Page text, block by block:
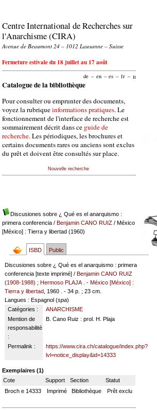
Centre International de Recherches sur
l'Anarchisme (CIRA)
Avenue de Beaumont 24 – 1012 Lausanne – Suisse
Fermeture estivale du 18 juillet au 17 août
de – en – es – fr – it
Catalogue de la bibliothèque
Pour consulter ou emprunter des documents,
voyez la rubriqueinformations pratiques. Le
fonctionnement de l'interface de recherche est
sommairement décrit dans ce guide de
recherche. Les périodiques, les brochures et
certains documents rares ou anciens sont exclus
du prêt et doivent être consultés sur place.
Nouvelle recherche
Discusiones sobre ¿ Qué es el anarquismo :
primera conferencia/ Benjamin CANO RUIZ/ México
[México] : Tierra y libertad (1960)
ISBD Public
Discusiones sobre ¿ Qué es el anarquismo : primera
conferencia [texte imprimé] /Benjamin CANO RUIZ
(1908-1988) ;Hermoso PLAJA . -México [México] :
Tierra y libertad , 1960 . - 34 p. ; 23 cm.
Langues : Espagnol (spa)
Catégories :
ANARCHISME
Mention de
responsabilité
:
B. Cano Ruiz : prol. H. Plaja
Permalink :
https://www.cira.ch/catalogue/index.php?
lvl=notice_display&id=14333
Exemplaires (1)
Cote
Support Section
Statut
Broch e 14333
Imprimé Bibliothèque Prêt exclu